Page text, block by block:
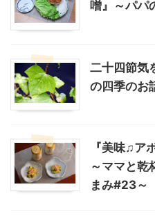
噌』～パパ
二十四節気
の四季のお
『美味♫ア
～ママと乾
まみ#23～